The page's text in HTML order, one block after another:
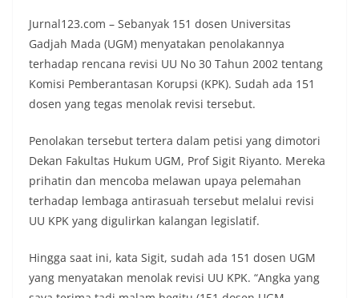
Jurnal123.com – Sebanyak 151 dosen Universitas
Gadjah Mada (UGM) menyatakan penolakannya
terhadap rencana revisi UU No 30 Tahun 2002 tentang
Komisi Pemberantasan Korupsi (KPK). Sudah ada 151
dosen yang tegas menolak revisi tersebut.
Penolakan tersebut tertera dalam petisi yang dimotori
Dekan Fakultas Hukum UGM, Prof Sigit Riyanto. Mereka
prihatin dan mencoba melawan upaya pelemahan
terhadap lembaga antirasuah tersebut melalui revisi
UU KPK yang digulirkan kalangan legislatif.
Hingga saat ini, kata Sigit, sudah ada 151 dosen UGM
yang menyatakan menolak revisi UU KPK. “Angka yang